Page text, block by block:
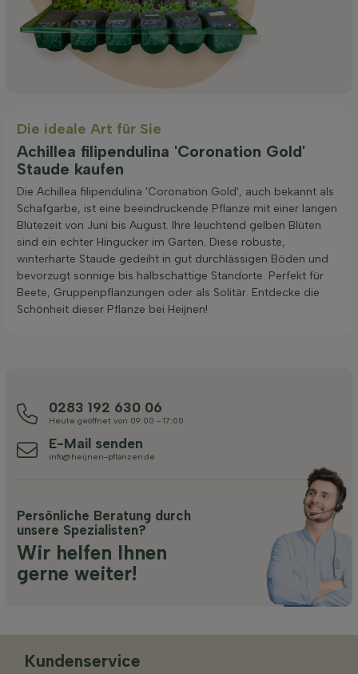
Die ideale Art für Sie
Achillea filipendulina 'Coronation Gold'
Staude kaufen
Die Achillea filipendulina 'Coronation Gold', auch bekannt als
Schafgarbe, ist eine beeindruckende Pflanze mit einer langen
Blütezeit von Juni bis August. Ihre leuchtend gelben Blüten
sind ein echter Hingucker im Garten. Diese robuste,
winterharte Staude gedeiht in gut durchlässigen Böden und
bevorzugt sonnige bis halbschattige Standorte. Perfekt für
Beete, Gruppenpflanzungen oder als Solitär. Entdecke die
Schönheit dieser Pflanze bei Heijnen!
0283 192 630 06
Heute geöffnet von 09:00 - 17:00
E-Mail senden
info@heijnen-pflanzen.de
Persönliche Beratung durch
unsere Spezialisten?
Wir helfen Ihnen
gerne weiter!
Kundenservice